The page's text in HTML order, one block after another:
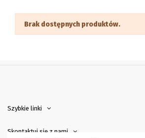
Brak dostępnych produktów.
Szybkie linki
Skontaktuj się z nami